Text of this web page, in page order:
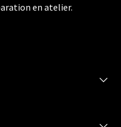
en atelier.